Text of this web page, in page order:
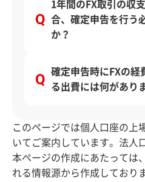
1年間のFX取引の収
合、確定申告を行う
か？
確定申告時にFXの経
る出費には何があり
このページでは個人口座の上
いてご案内しています。法人
本ページの作成にあたっては
れる情報源から作成しており